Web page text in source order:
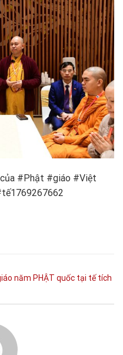
#Phật #giáo #Việt
năm PHẬT quốc tại tế tích